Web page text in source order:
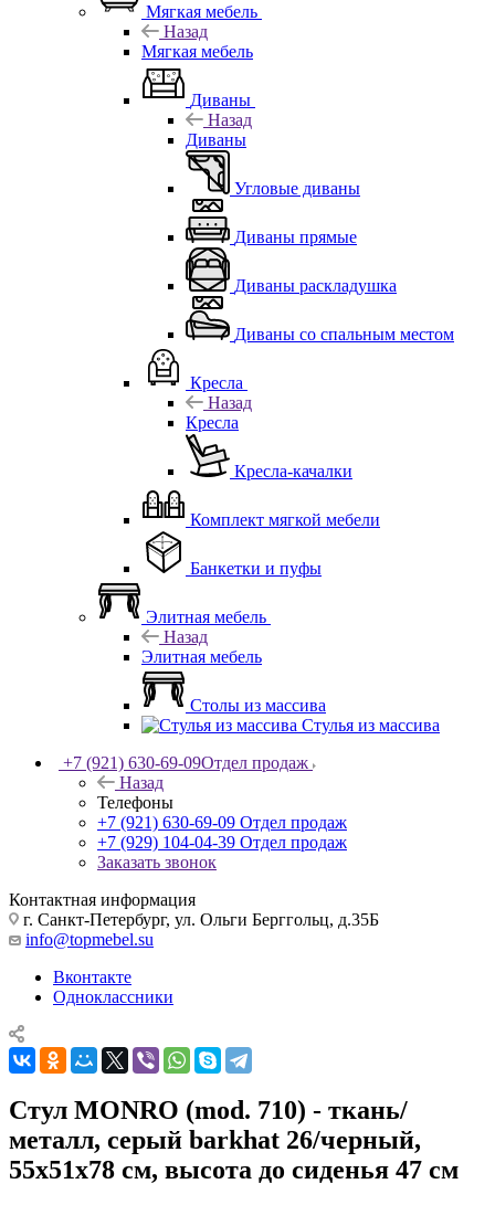
Мягкая мебель
Назад
Мягкая мебель
Диваны
Назад
Диваны
Угловые диваны
Диваны прямые
Диваны раскладушка
Диваны со спальным местом
Кресла
Назад
Кресла
Кресла-качалки
Комплект мягкой мебели
Банкетки и пуфы
Элитная мебель
Назад
Элитная мебель
Столы из массива
Стулья из массива
+7 (921) 630-69-09Отдел продаж
Назад
Телефоны
+7 (921) 630-69-09 Отдел продаж
+7 (929) 104-04-39 Отдел продаж
Заказать звонок
Контактная информация
г. Санкт-Петербург, ул. Ольги Берггольц, д.35Б
info@topmebel.su
Вконтакте
Одноклассники
Стул MONRO (mod. 710) - ткань/
металл, серый barkhat 26/черный,
55х51х78 см, высота до сиденья 47 см